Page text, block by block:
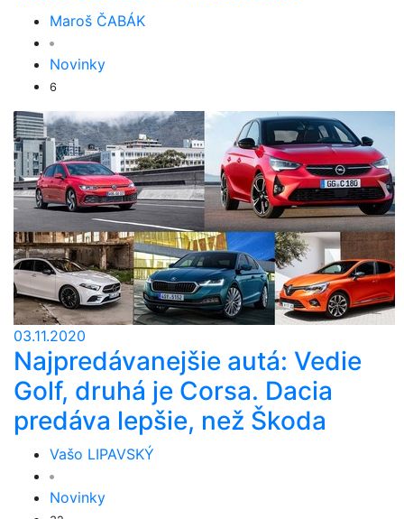
Maroš ČABÁK
Novinky
6
03.11.2020
Najpredávanejšie autá: Vedie
Golf, druhá je Corsa. Dacia
predáva lepšie, než Škoda
Vašo LIPAVSKÝ
Novinky